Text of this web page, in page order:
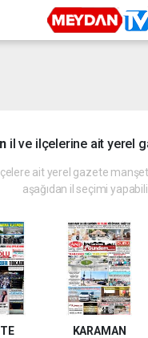
il ve ilçelerine ait yerel
ait yerel gazete
aşağıdan il seçimi
KARAMAN